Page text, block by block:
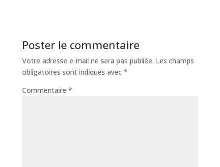
Poster le commentaire
Votre adresse e-mail ne sera pas publiée. Les champs
obligatoires sont indiqués avec *
Commentaire *